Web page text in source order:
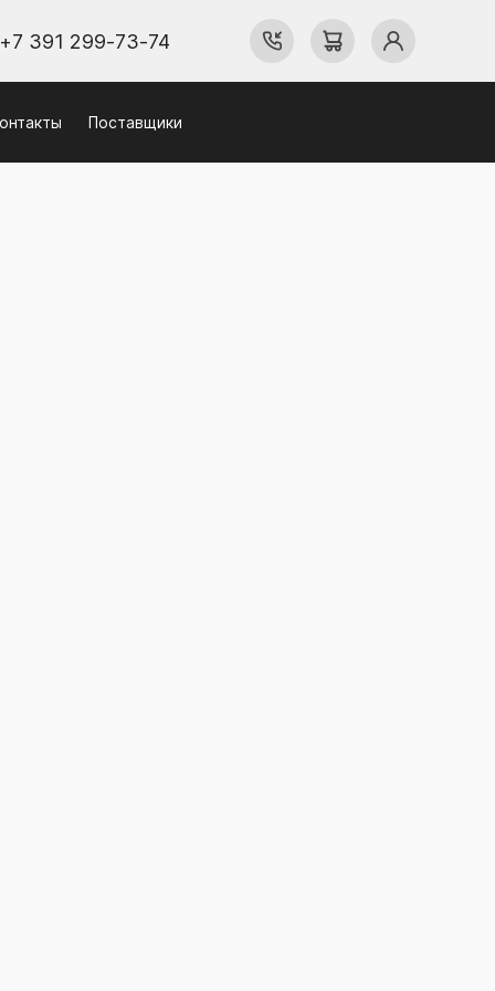
+7 391 299-73-74
Поставщики